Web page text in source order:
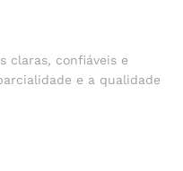
claras, confiáveis e
e a qualidade